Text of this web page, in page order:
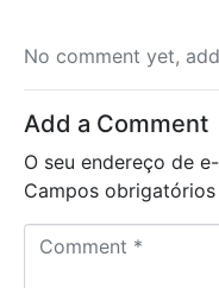
No comment yet,
Add a Comment
O seu endereço de
Campos